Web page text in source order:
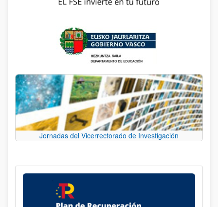
Jornadas del Vicerrectorado de Investigación